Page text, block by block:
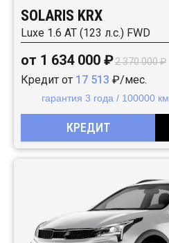
SOLARIS KRX
Luxe 1.6 AT (123 л.с.) FWD
от 1 634 000 ₽2 370 000 ₽
Кредит от 17 513 ₽/мес.
гарантия 3 года / 100000 км
КРЕДИТ